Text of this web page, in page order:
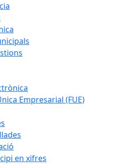
Empresarial (FUE)
en xifres